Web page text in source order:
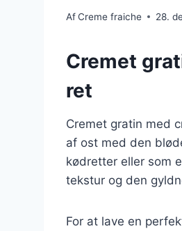
AfCreme fraiche 28.
Cremet
ret
Cremet gratin med
af ost med den
kødretter eller som
tekstur og den
For at lave en